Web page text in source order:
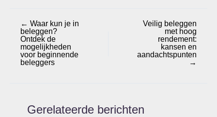
← Waar kun je in
beleggen?
Ontdek de
mogelijkheden
voor beginnende
beleggers
Veilig beleggen
met hoog
rendement:
kansen en
aandachtspunten
→
Gerelateerde berichten